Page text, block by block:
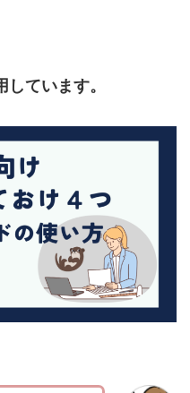
ています。